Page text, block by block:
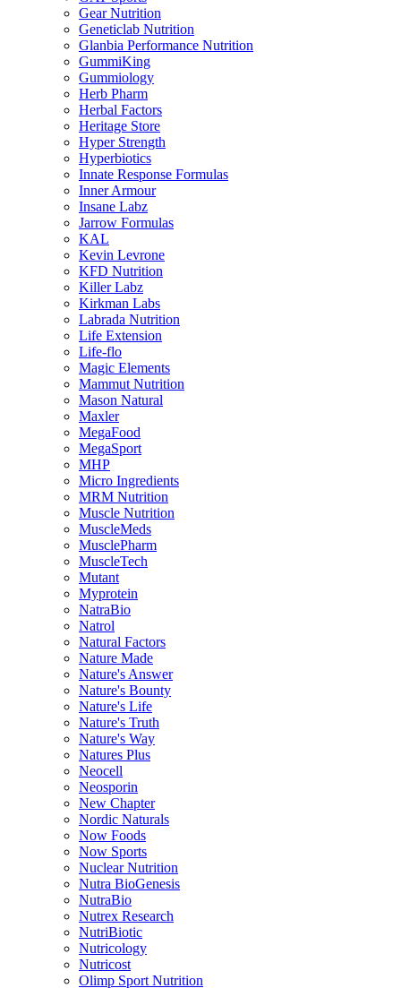
Gear Nutrition
Geneticlab Nutrition
Glanbia Performance Nutrition
GummiKing
Gummiology
Herb Pharm
Herbal Factors
Heritage Store
Hyper Strength
Hyperbiotics
Innate Response Formulas
Inner Armour
Insane Labz
Jarrow Formulas
KAL
Kevin Levrone
KFD Nutrition
Killer Labz
Kirkman Labs
Labrada Nutrition
Life Extension
Life-flo
Magic Elements
Mammut Nutrition
Mason Natural
Maxler
MegaFood
MegaSport
MHP
Micro Ingredients
MRM Nutrition
Muscle Nutrition
MuscleMeds
MusclePharm
MuscleTech
Mutant
Myprotein
NatraBio
Natrol
Natural Factors
Nature Made
Nature's Answer
Nature's Bounty
Nature's Life
Nature's Truth
Nature's Way
Natures Plus
Neocell
Neosporin
New Chapter
Nordic Naturals
Now Foods
Now Sports
Nuclear Nutrition
Nutra BioGenesis
NutraBio
Nutrex Research
NutriBiotic
Nutricology
Nutricost
Olimp Sport Nutrition